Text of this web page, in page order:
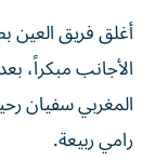
أغلق فريق العين
الأجانب مبكراً،
المغربي سفيان
رامي ربيعة.